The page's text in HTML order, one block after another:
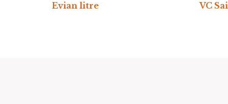
Evian litre VC